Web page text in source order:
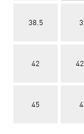
38.5
42
45